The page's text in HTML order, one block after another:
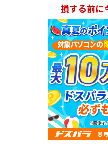
ランキ
損する前に